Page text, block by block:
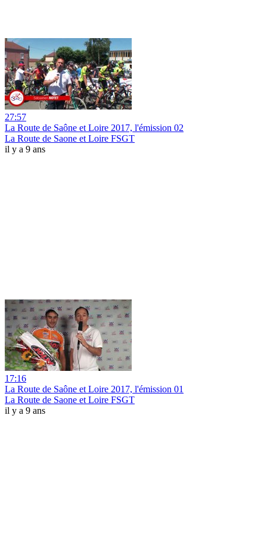
27:57
La Route de Saône et Loire 2017, l'émission 02
La Route de Saone et Loire FSGT
il y a 9 ans
17:16
La Route de Saône et Loire 2017, l'émission 01
La Route de Saone et Loire FSGT
il y a 9 ans